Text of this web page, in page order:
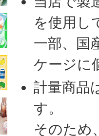
を使用し
一部、国
ケージに
計量商品
す。
そのため